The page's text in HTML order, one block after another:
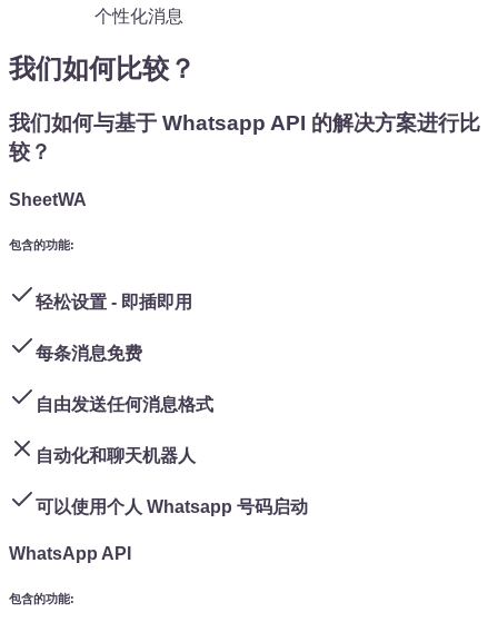
个性化消息
我们如何比较？
我们如何与基于 Whatsapp API 的解决方案进行比
较？
SheetWA
包含的功能:
轻松设置 - 即插即用
每条消息免费
自由发送任何消息格式
自动化和聊天机器人
可以使用个人 Whatsapp 号码启动
WhatsApp API
包含的功能: